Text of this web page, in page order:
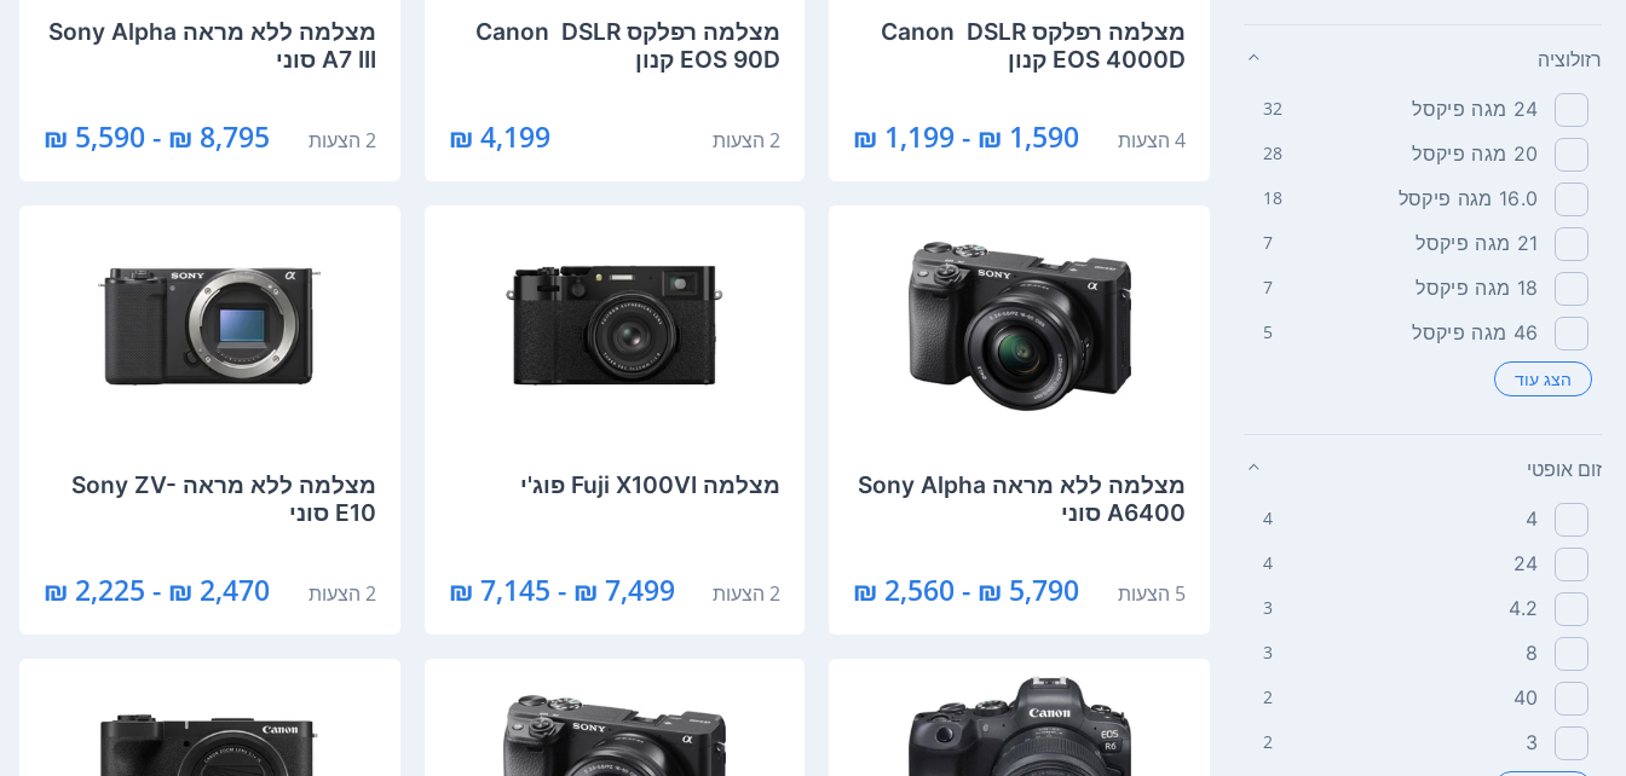
רזולוציה
24 מגה פיקסל 32
20 מגה פיקסל 28
16.0 מגה פיקסל 18
21 מגה פיקסל 7
18 מגה פיקסל 7
46 מגה פיקסל 5
הצג עוד
זום אופטי
4
4
24
4
4.2
3
8
3
40
2
3
2
מצלמה רפלקס DSLR ‏ Canon
EOS 4000D קנון
4 הצעות 1,590 ₪ - 1,199 ₪
מצלמה רפלקס DSLR ‏ Canon
EOS 90D קנון
2 הצעות 4,199 ₪
מצלמה ‏ללא מראה Sony Alpha
A7 III סוני
2 הצעות 8,795 ₪ - 5,590 ₪
מצלמה ‏ללא מראה Sony Alpha
A6400 סוני
5 הצעות 5,790 ₪ - 2,560 ₪
מצלמה Fuji X100VI פוג'י
2 הצעות 7,499 ₪ - 7,145 ₪
מצלמה ‏ללא מראה Sony ZV-
E10 סוני
2 הצעות 2,470 ₪ - 2,225 ₪